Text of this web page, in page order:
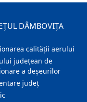
DÂMBOVIȚA
calității aerului
județean de
a deșeurilor
judeţ